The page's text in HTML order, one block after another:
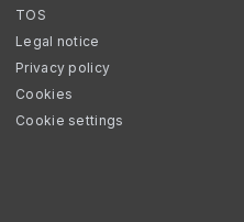
TOS
Legal notice
Privacy policy
Cookies
Cookie settings